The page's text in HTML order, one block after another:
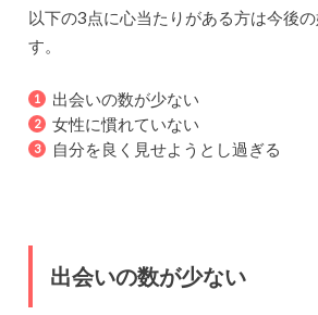
以下の3点に心当たりがある方は今後
す。
出会いの数が少ない
女性に慣れていない
自分を良く見せようとし過ぎる
出会いの数が少ない